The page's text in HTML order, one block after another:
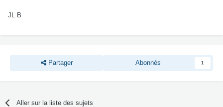
JL B
Partager Abonnés 1
Aller sur la liste des sujets